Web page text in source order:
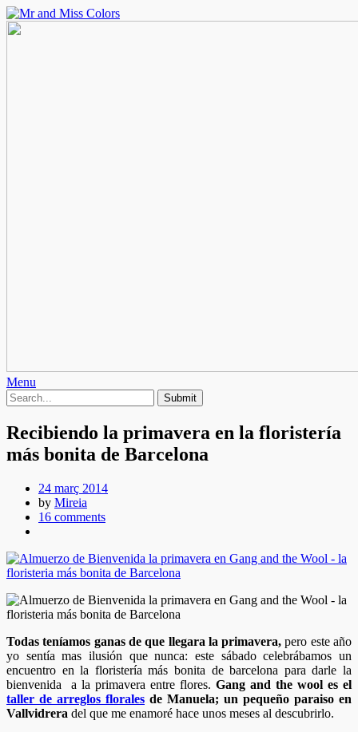
Menu
Recibiendo la primavera en la floristería
más bonita de Barcelona
24 març 2014
by Mireia
16 comments
Todas teníamos ganas de que llegara la primavera, pero este año
yo sentía mas ilusión que nunca: este sábado celebrábamos un
encuentro en la floristería más bonita de barcelona para darle la
bienvenida a la primavera entre flores. Gang and the wool es el
taller de arreglos florales de Manuela; un pequeño paraiso en
Vallvidrera del que me enamoré hace unos meses al descubrirlo.